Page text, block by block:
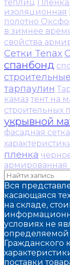
теплиц
изоляционная
полотно
в зимнее
свойства
Сетки Tenax
спанбонд
тарпаулин
камаз тент на
строительных
укрывной
фасадная сетка
пленка
армированная
Вся
касающаяся
на складе,
условиях не
определяемой
Гражданского
поставки